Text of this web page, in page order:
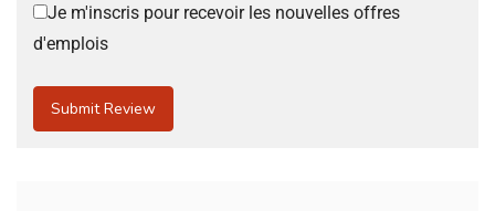
Je m'inscris pour recevoir les nouvelles offres
d'emplois